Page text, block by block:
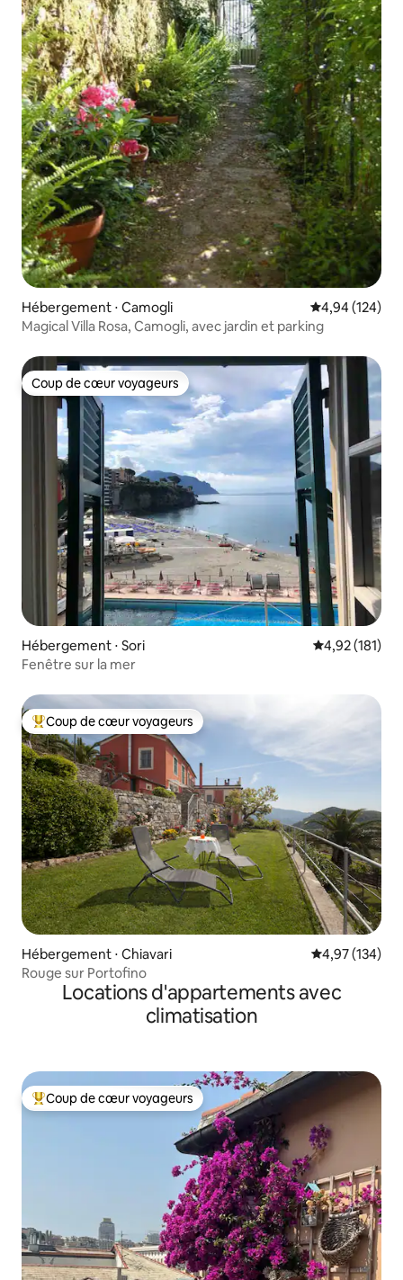
Hébergement ⋅ Camogli Évaluation
4,94 (124)
Magical Villa Rosa, Camogli, avec jardin et parking
Coup de cœur voyageurs
Coup de cœur voyageurs
Hébergement ⋅ Sori Évaluation
4,92 (181)
Fenêtre sur la mer
Coups de cœur voyageurs les plus appréciés
Coup de cœur voyageurs
Hébergement ⋅ Chiavari Évaluation
4,97 (134)
Rouge sur Portofino
Locations d'appartements avec
climatisation
Coups de cœur voyageurs les plus appréciés
Coup de cœur voyageurs